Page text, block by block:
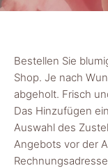
Bestellen Sie
Shop. Je nach
abgeholt. Frisch
Das Hinzufügen
Auswahl des
Angebots vor der